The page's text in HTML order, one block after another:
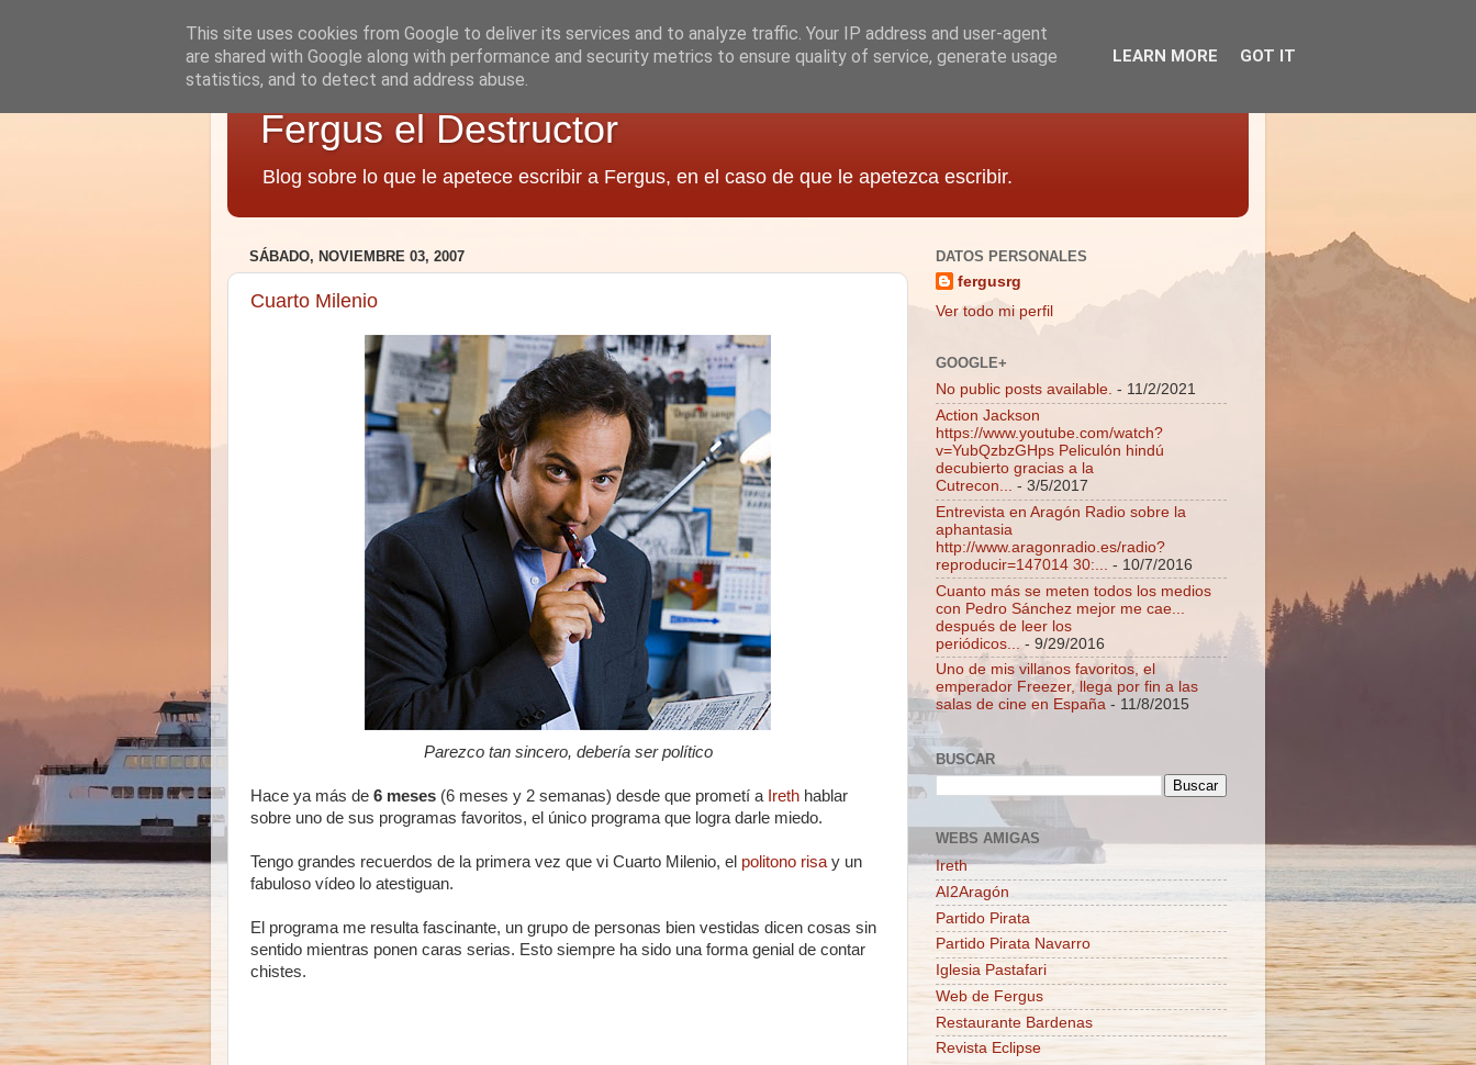
Fergus el Destructor
Blog sobre lo que le apetece escribir a Fergus, en el caso de que le apetezca escribir.
SÁBADO, NOVIEMBRE 03, 2007
Cuarto Milenio
Parezco tan sincero, debería ser político
Hace ya más de 6 meses (6 meses y 2 semanas) desde que prometí a Ireth hablar
sobre uno de sus programas favoritos, el único programa que logra darle miedo.
Tengo grandes recuerdos de la primera vez que vi Cuarto Milenio, el politono risa y un
fabuloso vídeo lo atestiguan.
El programa me resulta fascinante, un grupo de personas bien vestidas dicen cosas sin
sentido mientras ponen caras serias. Esto siempre ha sido una forma genial de contar
chistes.
DATOS PERSONALES
fergusrg
Ver todo mi perfil
GOOGLE+
No public posts available. - 11/2/2021
Action Jackson
https://www.youtube.com/watch?
v=YubQzbzGHps Peliculón hindú
decubierto gracias a la
Cutrecon... - 3/5/2017
Entrevista en Aragón Radio sobre la
aphantasia
http://www.aragonradio.es/radio?
reproducir=147014 30:...
- 10/7/2016
Cuanto más se meten todos los medios
con Pedro Sánchez mejor me cae...
después de leer los
periódicos...
- 9/29/2016
Uno de mis villanos favoritos, el
emperador Freezer, llega por fin a las
salas de cine en España - 11/8/2015
BUSCAR
WEBS AMIGAS
Ireth
AI2Aragón
Partido Pirata
Partido Pirata Navarro
Iglesia Pastafari
Web de Fergus
Restaurante Bardenas
Revista Eclipse
This site uses cookies from Google to deliver its services and to analyze traffic. Your IP address and user-agent
are shared with Google along with performance and security metrics to ensure quality of service, generate usage
statistics, and to detect and address abuse.
LEARN MORE GOT IT